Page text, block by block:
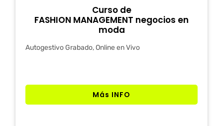
Curso de
FASHION MANAGEMENT negocios en
moda
Autogestivo Grabado, Online en Vivo
Más INFO